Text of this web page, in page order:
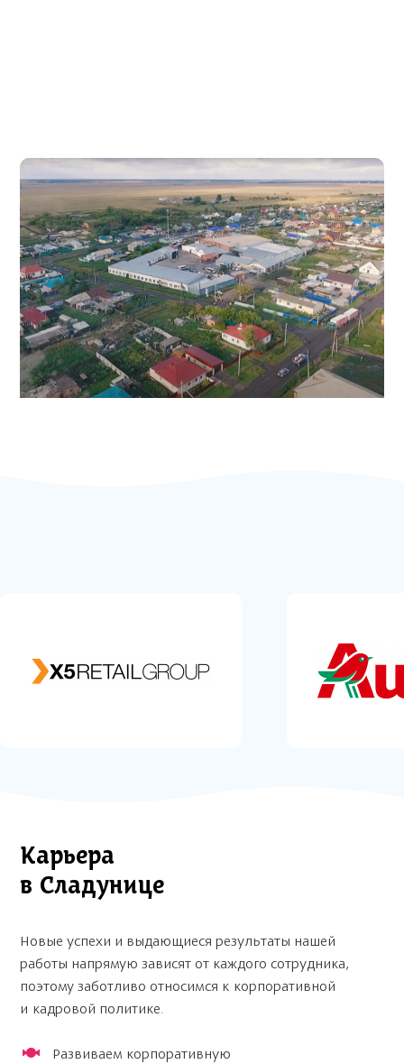
Карьера
в Сладунице
Новые успехи и выдающиеся результаты нашей
работы напрямую зависят от каждого сотрудника,
поэтому заботливо относимся к корпоративной
и кадровой политике.
Развиваем корпоративную